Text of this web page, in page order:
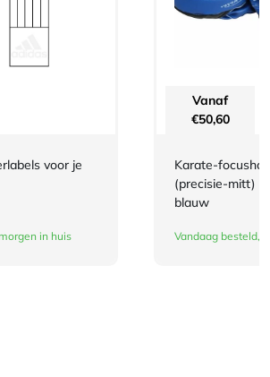
voor je
in huis
Vanaf
€50,60
Karate-
(precisie-mitt)
blauw
Vandaag besteld,